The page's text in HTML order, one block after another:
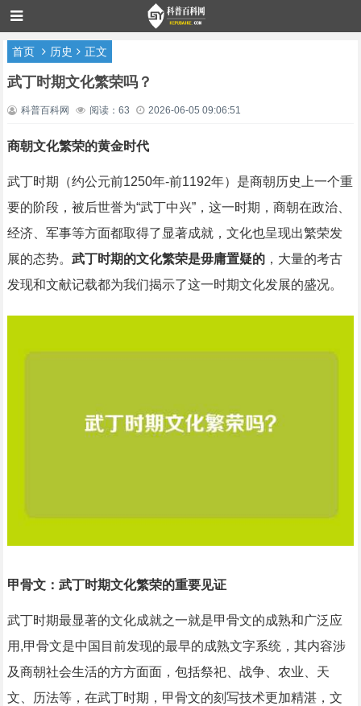
首页 历史 正文
武丁时期文化繁荣吗？
科普百科网 阅读：63 2026-06-05 09:06:51
商朝文化繁荣的黄金时代
武丁时期（约公元前1250年-前1192年）是商朝历史上一个重
要的阶段，被后世誉为“武丁中兴”，这一时期，商朝在政治、
经济、军事等方面都取得了显著成就，文化也呈现出繁荣发
展的态势。 武丁时期的文化繁荣是毋庸置疑的，大量的考古
发现和文献记载都为我们揭示了这一时期文化发展的盛况。
甲骨文：武丁时期文化繁荣的重要见证
武丁时期最显著的文化成就之一就是甲骨文的成熟和广泛应
用,甲骨文是中国目前发现的最早的成熟文字系统，其内容涉
及商朝社会生活的方方面面，包括祭祀、战争、农业、天
文、历法等，在武丁时期，甲骨文的刻写技术更加精湛，文